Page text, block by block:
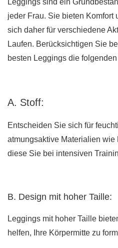
Leggings sind ein
jeder Frau. Sie bieten Komfort
sich daher für verschiedene
Laufen. Berücksichtigen Sie
besten Leggings die
A. Stoff:
Entscheiden Sie sich für
atmungsaktive Materialien wie
diese Sie bei intensiven
B. Design mit hoher Taille:
Leggings mit hoher Taille
helfen, Ihre Körpermitte zu